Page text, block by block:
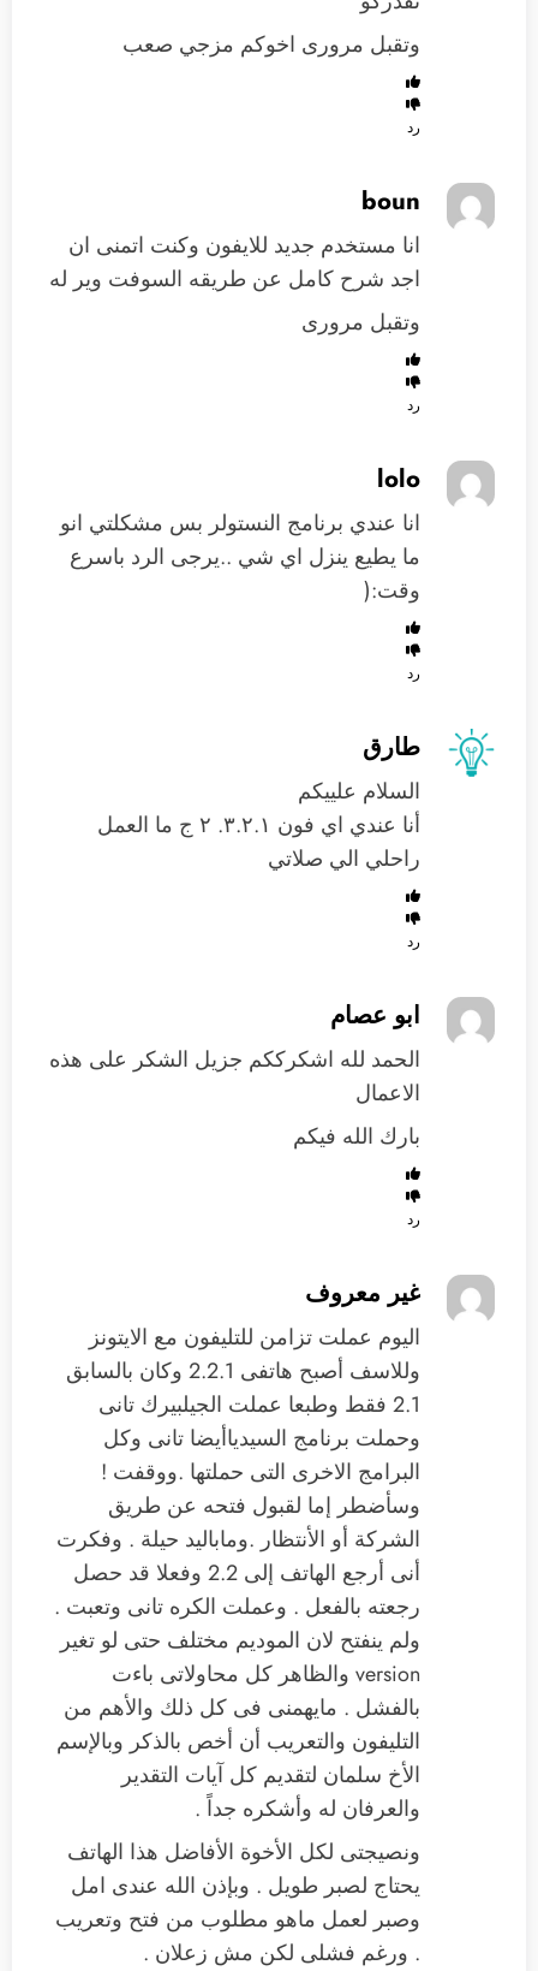
وتقبل مرورى اخوكم مزجي صعب
رد
boun
انا مستخدم جديد للايفون وكنت اتمنى ان
اجد شرح كامل عن طريقه السوفت وير له
وتقبل مرورى
رد
lolo
انا عندي برنامج النستولر بس مشكلتي انو
ما يطيع ينزل اي شي ..يرجى الرد باسرع
وقت:(
رد
طارق
السلام علييكم
أنا عندي اي فون ٣.٢.١. ٢ ج ما العمل
راحلي الي صلاتي
رد
ابو عصام
الحمد لله اشكرككم جزيل الشكر على هذه
الاعمال
بارك الله فيكم
رد
غير معروف
اليوم عملت تزامن للتليفون مع الايتونز
وللاسف أصبح هاتفى 2.2.1 وكان بالسابق
2.1 فقط وطبعا عملت الجيلبيرك تانى
وحملت برنامج السيدياأيضا تانى وكل
البرامج الاخرى التى حملتها .ووقفت !
وسأضطر إما لقبول فتحه عن طريق
الشركة أو الأنتظار .وماباليد حيلة . وفكرت
أنى أرجع الهاتف إلى 2.2 وفعلا قد حصل
رجعته بالفعل . وعملت الكره تانى وتعبت .
ولم ينفتح لان الموديم مختلف حتى لو تغير
version والظاهر كل محاولاتى باءت
بالفشل . مايهمنى فى كل ذلك والأهم من
التليفون والتعريب أن أخص بالذكر وبالإسم
الأخ سلمان لتقديم كل آيات التقدير
والعرفان له وأشكره جداً .
ونصيجتى لكل الأخوة الأفاضل هذا الهاتف
يحتاج لصبر طويل . وبإذن الله عندى امل
وصبر لعمل ماهو مطلوب من فتح وتعريب
. ورغم فشلى لكن مش زعلان .